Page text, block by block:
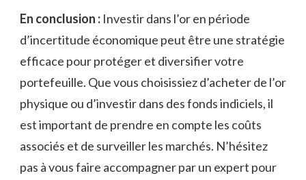
En​ conclusion : Investir dans l’or en‌ période
d’incertitude économique peut être une stratégie⁣
efficace pour protéger et diversifier votre
portefeuille. Que vous choisissiez d’acheter‌ de l’or
physique ⁤ou d’investir‌ dans des​ fonds ‌indiciels, ‌il
est important de prendre en compte les⁢ coûts
associés et de surveiller les marchés. N’hésitez
pas à vous faire accompagner par un expert pour